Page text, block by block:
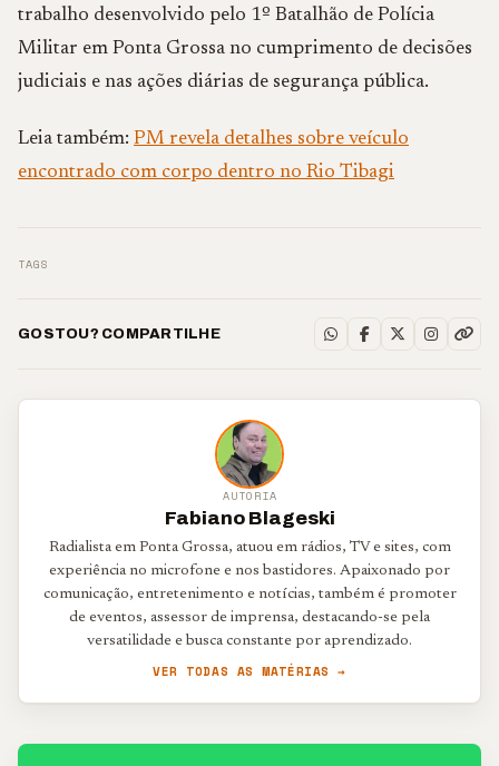
trabalho desenvolvido pelo 1º Batalhão de Polícia
Militar em Ponta Grossa no cumprimento de decisões
judiciais e nas ações diárias de segurança pública.
Leia também: PM revela detalhes sobre veículo
encontrado com corpo dentro no Rio Tibagi
TAGS
GOSTOU? COMPARTILHE
AUTORIA
Fabiano Blageski
Radialista em Ponta Grossa, atuou em rádios, TV e sites, com
experiência no microfone e nos bastidores. Apaixonado por
comunicação, entretenimento e notícias, também é promoter
de eventos, assessor de imprensa, destacando-se pela
versatilidade e busca constante por aprendizado.
VER TODAS AS MATÉRIAS →